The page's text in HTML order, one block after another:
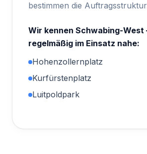
bestimmen die
Wir kennen Schwabing-West
regelmäßig im Einsatz nahe:
Hohenzollernplatz
Kurfürstenplatz
Luitpoldpark